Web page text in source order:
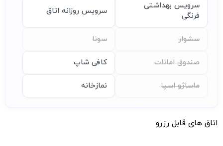
سرویس بهداشتی
فرنگی
سرویس روزانه اتاق
سشوار سونا
صندوق امانات کافی شاپ
ماساژو اسپا نمازخانه
اتاق های قابل رزرو